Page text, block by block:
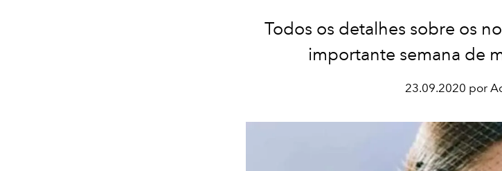
Todos os detalhes sobre os
importante semana de
23.09.2020 por